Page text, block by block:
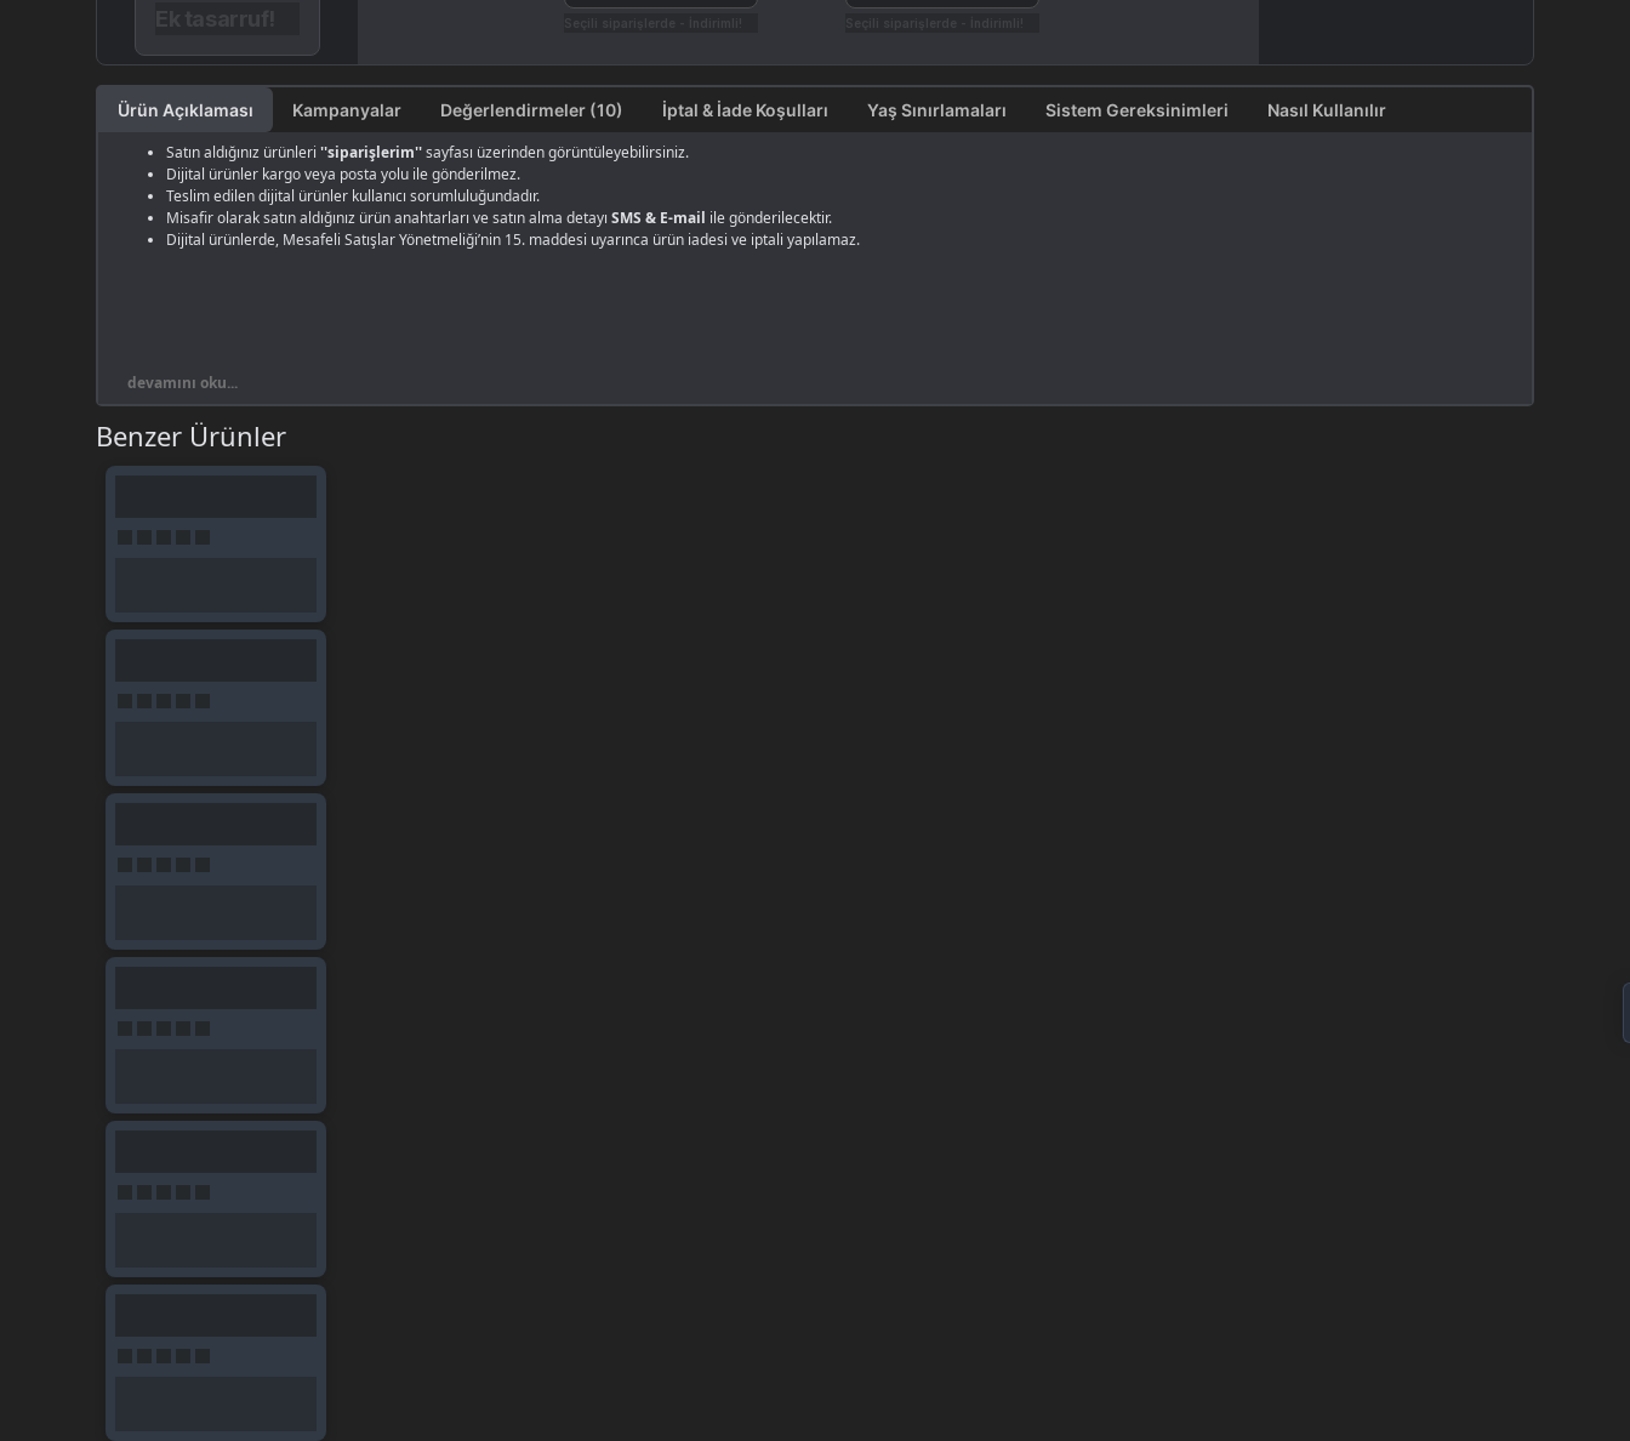
Ürün Açıklaması Kampanyalar Değerlendirmeler (10) İptal & İade Koşulları Yaş Sınırlamaları Sistem Gereksinimleri Nasıl Kullanılır
Satın aldığınız ürünleri''siparişlerim''sayfası üzerinden görüntüleyebilirsiniz.
Dijital ürünler kargo veya posta yolu ile gönderilmez.
Teslim edilen dijital ürünler kullanıcı sorumluluğundadır.
Misafir olarak satın aldığınız ürün anahtarları ve satın alma detayıSMS & E-mail ile gönderilecektir.
Dijital ürünlerde, Mesafeli Satışlar Yönetmeliği’nin 15. maddesi uyarınca ürün iadesi ve iptali yapılamaz.
devamını oku...
Benzer Ürünler